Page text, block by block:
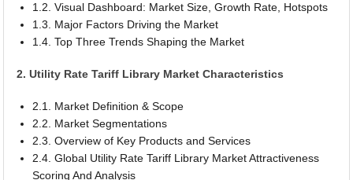
1.2. Visual Dashboard: Market Size, Growth Rate, Hotspots
1.3. Major Factors Driving the Market
1.4. Top Three Trends Shaping the Market
2. Utility Rate Tariff Library Market Characteristics
2.1. Market Definition & Scope
2.2. Market Segmentations
2.3. Overview of Key Products and Services
2.4. Global Utility Rate Tariff Library Market Attractiveness
Scoring And Analysis